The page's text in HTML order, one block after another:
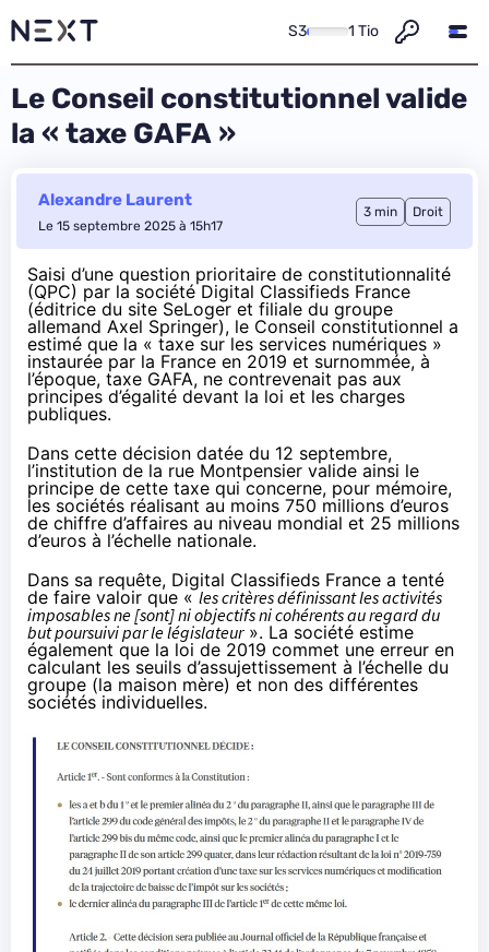
S3 1 Tio
Le Conseil constitutionnel valide
la « taxe GAFA »
Alexandre Laurent
Le 15 septembre 2025 à 15h17
3 min Droit
Saisi d’une question prioritaire de constitutionnalité
(QPC) par la société Digital Classifieds France
(éditrice du site SeLoger et filiale du groupe
allemand Axel Springer), le Conseil constitutionnel a
estimé que la « taxe sur les services numériques »
instaurée par la France en 2019 et surnommée, à
l’époque, taxe GAFA, ne contrevenait pas aux
principes d’égalité devant la loi et les charges
publiques.
Dans cette décision datée du 12 septembre,
l’institution de la rue Montpensier valide ainsi le
principe de cette taxe qui concerne, pour mémoire,
les sociétés réalisant au moins 750 millions d’euros
de chiffre d’affaires au niveau mondial et 25 millions
d’euros à l’échelle nationale.
Dans sa requête, Digital Classifieds France a tenté
de faire valoir que «les critères définissant les activités
imposables ne [sont] ni objectifs ni cohérents au regard du
but poursuivi par le législateur». La société estime
également que la loi de 2019 commet une erreur en
calculant les seuils d’assujettissement à l’échelle du
groupe (la maison mère) et non des différentes
sociétés individuelles.